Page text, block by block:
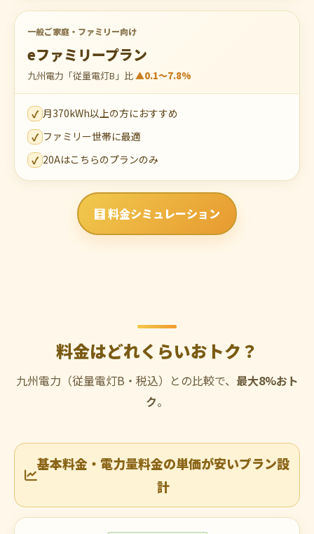
一般ご家庭・ファミリー向け
eファミリープラン
九州電力「従量電灯B」比▲0.1～7.8%
✓ 月370kWh以上の方におすすめ
✓ ファミリー世帯に最適
✓ 20Aはこちらのプランのみ
🧮 料金シミュレーション
料金はどれくらいおトク？
九州電力（従量電灯B・税込）との比較で、 最大8%おト
ク。
基本料金・電力量料金の単価が安いプラン設
計